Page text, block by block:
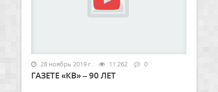
28 ноябрь 2019 г. 11 262 0
ГАЗЕТЕ «КВ» – 90 ЛЕТ